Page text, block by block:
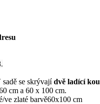
sadě se skrývajídvě ladící
cm a 60 x 100 cm.
ve zlaté barvě60x100 cm